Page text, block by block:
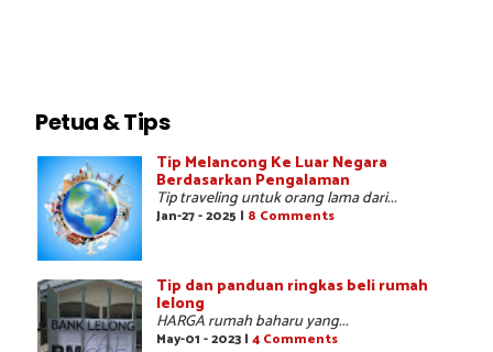
Petua & Tips
Tip Melancong Ke Luar Negara
Berdasarkan Pengalaman
Tip traveling untuk orang lama dari...
Jan-27 - 2025 | 8 Comments
Tip dan panduan ringkas beli rumah
lelong
HARGA rumah baharu yang...
May-01 - 2023 | 4 Comments